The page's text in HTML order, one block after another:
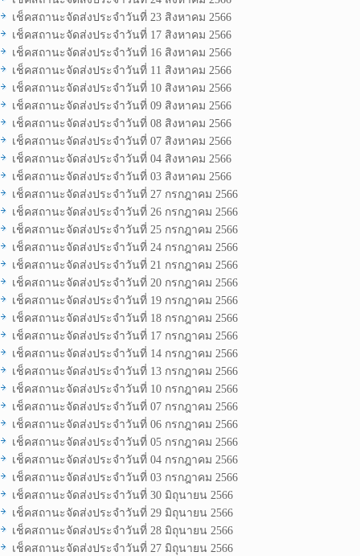
เช็คสถานะจัดส่งประจำวันที่ 23 สิงหาคม 2566
เช็คสถานะจัดส่งประจำวันที่ 17 สิงหาคม 2566
เช็คสถานะจัดส่งประจำวันที่ 16 สิงหาคม 2566
เช็คสถานะจัดส่งประจำวันที่ 11 สิงหาคม 2566
เช็คสถานะจัดส่งประจำวันที่ 10 สิงหาคม 2566
เช็คสถานะจัดส่งประจำวันที่ 09 สิงหาคม 2566
เช็คสถานะจัดส่งประจำวันที่ 08 สิงหาคม 2566
เช็คสถานะจัดส่งประจำวันที่ 07 สิงหาคม 2566
เช็คสถานะจัดส่งประจำวันที่ 04 สิงหาคม 2566
เช็คสถานะจัดส่งประจำวันที่ 03 สิงหาคม 2566
เช็คสถานะจัดส่งประจำวันที่ 27 กรกฎาคม 2566
เช็คสถานะจัดส่งประจำวันที่ 26 กรกฎาคม 2566
เช็คสถานะจัดส่งประจำวันที่ 25 กรกฎาคม 2566
เช็คสถานะจัดส่งประจำวันที่ 24 กรกฎาคม 2566
เช็คสถานะจัดส่งประจำวันที่ 21 กรกฎาคม 2566
เช็คสถานะจัดส่งประจำวันที่ 20 กรกฎาคม 2566
เช็คสถานะจัดส่งประจำวันที่ 19 กรกฎาคม 2566
เช็คสถานะจัดส่งประจำวันที่ 18 กรกฎาคม 2566
เช็คสถานะจัดส่งประจำวันที่ 17 กรกฎาคม 2566
เช็คสถานะจัดส่งประจำวันที่ 14 กรกฎาคม 2566
เช็คสถานะจัดส่งประจำวันที่ 13 กรกฎาคม 2566
เช็คสถานะจัดส่งประจำวันที่ 10 กรกฎาคม 2566
เช็คสถานะจัดส่งประจำวันที่ 07 กรกฎาคม 2566
เช็คสถานะจัดส่งประจำวันที่ 06 กรกฎาคม 2566
เช็คสถานะจัดส่งประจำวันที่ 05 กรกฎาคม 2566
เช็คสถานะจัดส่งประจำวันที่ 04 กรกฎาคม 2566
เช็คสถานะจัดส่งประจำวันที่ 03 กรกฎาคม 2566
เช็คสถานะจัดส่งประจำวันที่ 30 มิถุนายน 2566
เช็คสถานะจัดส่งประจำวันที่ 29 มิถุนายน 2566
เช็คสถานะจัดส่งประจำวันที่ 28 มิถุนายน 2566
เช็คสถานะจัดส่งประจำวันที่ 27 มิถุนายน 2566